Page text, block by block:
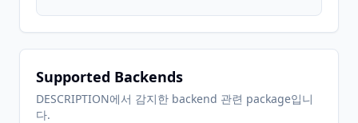
Supported Backends
DESCRIPTION에서 감지한 backend 관련 package입니
다.